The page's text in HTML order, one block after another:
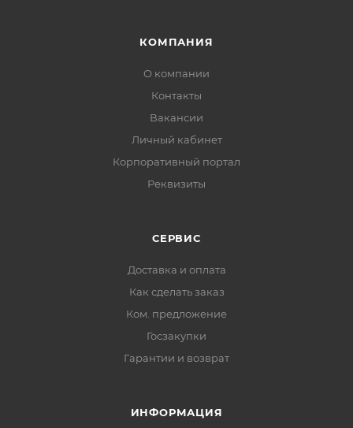
КОМПАНИЯ
О компании
Контакты
Вакансии
Личный кабинет
Корпоративный портал
Реквизиты
СЕРВИС
Доставка и оплата
Как сделать заказ
Ком. предложение
Госзакупки
Гарантии и возврат
ИНФОРМАЦИЯ